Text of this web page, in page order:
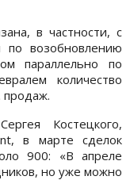
в частности, с
возобновлению
параллельно по
количество
продаж.
Костецкого,
в марте сделок
900: «В апреле
но уже можно